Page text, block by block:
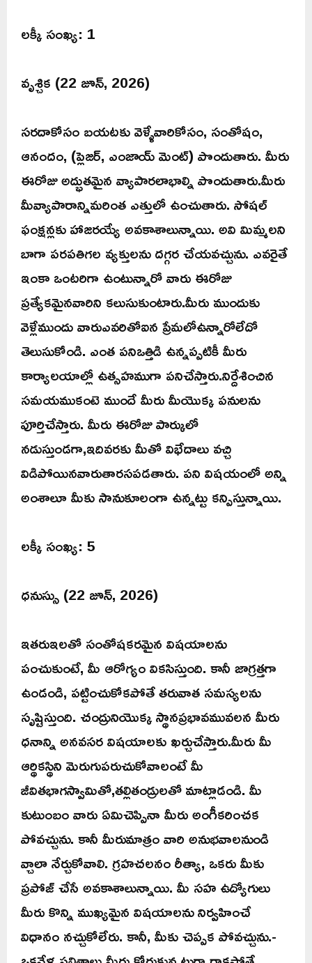
లక్కీ సంఖ్య: 1
వృశ్చిక (22 జూన్, 2026)
సరదాకోసం బయటకు వెళ్ళేవారికోసం, సంతోషం,
ఆనందం, (ప్లెజర్, ఎంజాయ్ మెంట్) పొందుతారు. మీరు
ఈరోజు అద్భుతమైన వ్యాపారలాభాల్ని పొందుతారు.మీరు
మీవ్యాపారాన్నిమరింత ఎత్తులో ఉంచుతారు. సోషల్
ఫంక్షన్లకు హాజరయ్యే అవకాశాలున్నాయి. అవి మిమ్మలని
బాగా పరపతిగల వ్యక్తులను దగ్గర చేయవచ్చును. ఎవరైతే
ఇంకా ఒంటరిగా ఉంటున్నారో వారు ఈరోజు
ప్రత్యేకమైనవారిని కలుసుకుంటారు.మీరు ముందుకు
వెళ్లేముందు వారుఎవరితోఐన ప్రేమలోఉన్నారోలేదో
తెలుసుకోండి. ఎంత పనిఒత్తిడి ఉన్నప్పటికీ మీరు
కార్యాలయాల్లో ఉత్సహముగా పనిచేస్తారు.నిర్దేశించిన
సమయముకంటె ముందే మీరు మీయొక్క పనులను
పూర్తిచేస్తారు. మీరు ఈరోజు పార్కులో
నడుస్తుండగా,ఇదివరకు మీతో విభేదాలు వచ్చి
విడిపోయినవారుతారసపడతారు. పని విషయంలో అన్ని
అంశాలూ మీకు సానుకూలంగా ఉన్నట్టు కన్పిస్తున్నాయి.
లక్కీ సంఖ్య: 5
ధనుస్సు (22 జూన్, 2026)
ఇతరుఇలతో సంతోషకరమైన విషయాలను
పంచుకుంటే, మీ ఆరోగ్యం వికసిస్తుంది. కానీ జాగ్రత్తగా
ఉండండి, పట్టించుకోకపోతే తరువాత సమస్యలను
సృష్టిస్తుంది. చంద్రునియొక్క స్థానప్రభావమువలన మీరు
ధనాన్ని అనవసర విషయాలకు ఖర్చుచేస్తారు.మీరు మీ
ఆర్థికస్థిని మెరుగుపరుచుకోవాలంటే మీ
జీవితభాగస్వామితో,తల్లితండ్రులతో మాట్లాడండి. మీ
కుటుంబం వారు ఏమిచెప్పినా మీరు అంగీకరించక
పోవచ్చును. కానీ మీరుమాత్రం వారి అనుభవాలనుండి
వ్చాలా నేర్చుకోవాలి. గ్రహచలనం రీత్యా, ఒకరు మీకు
ప్రపోజ్ చేసే అవకాశాలున్నాయి. మీ సహ ఉద్యోగులు
మీరు కొన్ని ముఖ్యమైన విషయాలను నిర్వహించే
విధానం నచ్చుకోలేరు. కానీ, మీకు చెప్పక పోవచ్చును.-